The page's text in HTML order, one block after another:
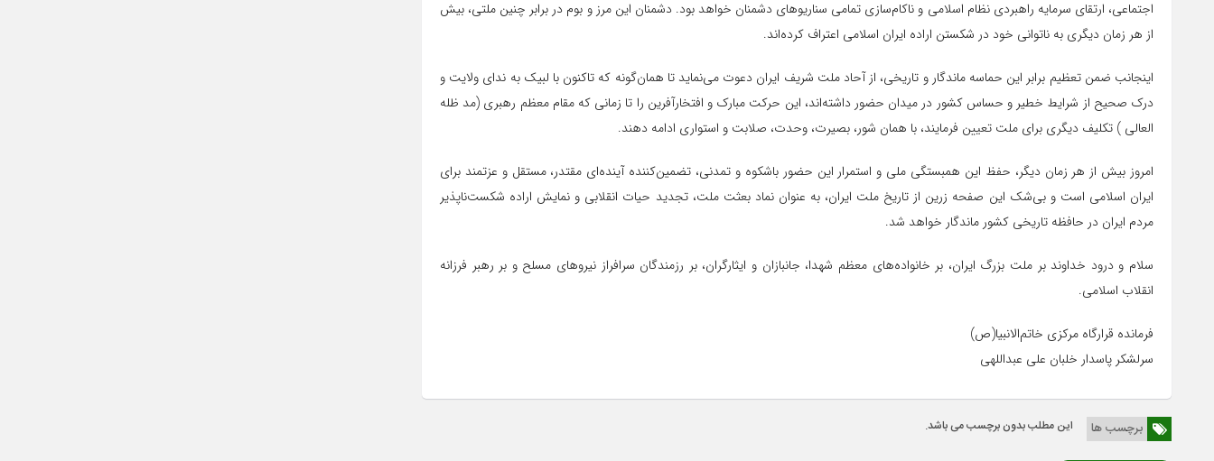
اجتماعی، ارتقای سرمایه راهبردی نظام اسلامی و ناکام‌سازی تمامی سناریوهای دشمنان خواهد بود. دشمنان این مرز و بوم در برابر چنین ملتی، بیش
از هر زمان دیگری به ناتوانی خود در شکستن اراده ایران اسلامی اعتراف کرده‌اند.
اینجانب ضمن تعظیم برابر این حماسه ماندگار و تاریخی، از آحاد ملت شریف ایران دعوت می‌نماید تا همان‌گونه که تاکنون با لبیک به ندای ولایت و
درک صحیح از شرایط خطیر و حساس کشور در میدان حضور داشته‌اند، این حرکت مبارک و افتخارآفرین را تا زمانی که مقام معظم رهبری (مد ظله
العالی ) تکلیف دیگری برای ملت تعیین فرمایند، با همان شور، بصیرت، وحدت، صلابت و استواری ادامه دهند.
امروز بیش از هر زمان دیگر، حفظ این همبستگی ملی و استمرار این حضور باشکوه و تمدنی، تضمین‌کننده آینده‌ای مقتدر، مستقل و عزتمند برای
ایران اسلامی است و بی‌شک این صفحه زرین از تاریخ ملت ایران، به عنوان نماد بعثت ملت، تجدید حیات انقلابی و نمایش اراده شکست‌ناپذیر
مردم ایران در حافظه تاریخی کشور ماندگار خواهد شد.
سلام و درود خداوند بر ملت بزرگ ایران، بر خانواده‌های معظم شهدا، جانبازان و ایثارگران، بر رزمندگان سرافراز نیروهای مسلح و بر رهبر فرزانه
انقلاب اسلامی.
فرمانده قرارگاه مرکزی خاتم‌الانبیا(ص)
سرلشکر پاسدار خلبان علی عبداللهی
برچسب ها این مطلب بدون برچسب می باشد.